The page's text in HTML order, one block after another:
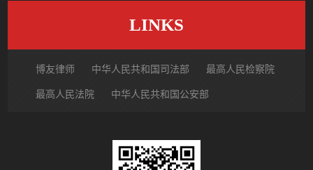
LINKS
博友律师 中华人民共和国司法部 最高人民检察院
最高人民法院 中华人民共和国公安部
北京市朝阳区律师协会 中国裁判文书网